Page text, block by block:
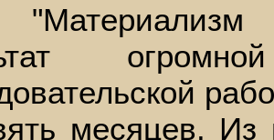
месяцев. Из